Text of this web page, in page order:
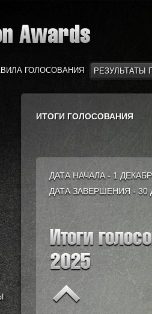
ГОЛОСОВАНИЯ РЕЗУЛЬТАТЫ
ИТОГИ ГОЛОСОВАНИЯ
ДАТА НАЧАЛА - 1
ДАТА ЗАВЕРШЕНИЯ - 30